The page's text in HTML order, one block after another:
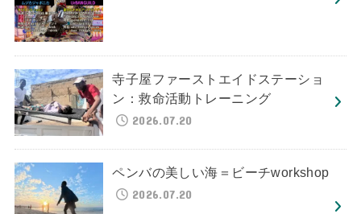
寺子屋ファーストエイドステーショ
ン：救命活動トレーニング
2026.07.20
ペンバの美しい海＝ビーチworkshop
2026.07.20